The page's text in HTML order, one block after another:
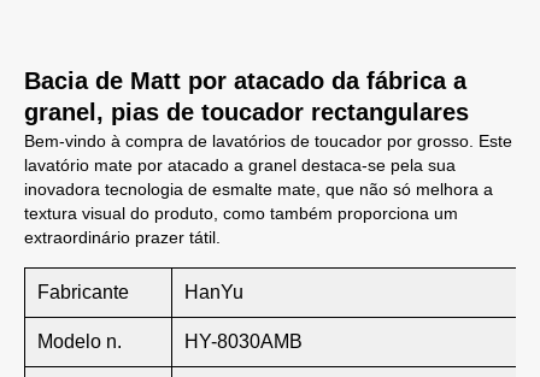
Bacia de Matt por atacado da fábrica a
granel, pias de toucador rectangulares
Bem-vindo à compra de lavatórios de toucador por grosso. Este
lavatório mate por atacado a granel destaca-se pela sua
inovadora tecnologia de esmalte mate, que não só melhora a
textura visual do produto, como também proporciona um
extraordinário prazer tátil.
Fabricante HanYu
Modelo n. HY-8030AMB